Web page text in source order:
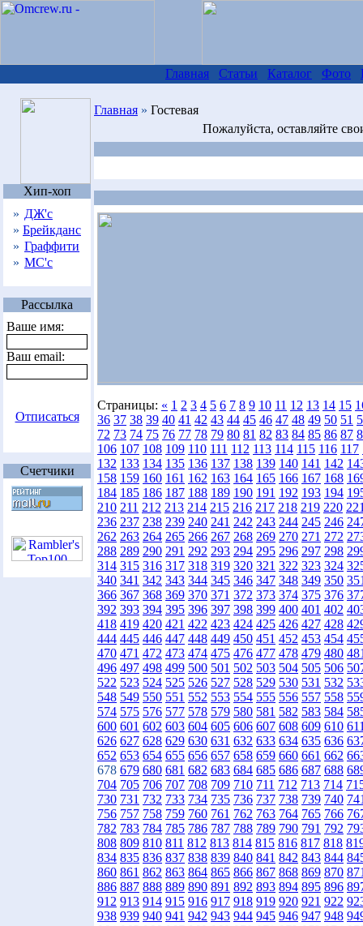
Хип-хоп
» ДЖ'с
» Брейкданс
» Граффити
» МС'с
Рассылка
Ваше имя:
Ваш email:
Отписаться
Счетчики
Главная Статьи Каталог Фото
Главная » Гостевая
Пожалуйста, оставляйте
Страницы: « 1 2 3 4 5 6 7 8 9 10 11 12 13 14 15
36 37 38 39 40 41 42 43 44 45 46 47 48 49 50 51
72 73 74 75 76 77 78 79 80 81 82 83 84 85 86 87
106 107 108 109 110 111 112 113 114 115 116 117
132 133 134 135 136 137 138 139 140 141 142
158 159 160 161 162 163 164 165 166 167 168
184 185 186 187 188 189 190 191 192 193 194
210 211 212 213 214 215 216 217 218 219 220
236 237 238 239 240 241 242 243 244 245 246
262 263 264 265 266 267 268 269 270 271 272
288 289 290 291 292 293 294 295 296 297 298
314 315 316 317 318 319 320 321 322 323 324
340 341 342 343 344 345 346 347 348 349 350
366 367 368 369 370 371 372 373 374 375 376
392 393 394 395 396 397 398 399 400 401 402
418 419 420 421 422 423 424 425 426 427 428
444 445 446 447 448 449 450 451 452 453 454
470 471 472 473 474 475 476 477 478 479 480
496 497 498 499 500 501 502 503 504 505 506
522 523 524 525 526 527 528 529 530 531 532
548 549 550 551 552 553 554 555 556 557 558
574 575 576 577 578 579 580 581 582 583 584
600 601 602 603 604 605 606 607 608 609 610
626 627 628 629 630 631 632 633 634 635 636
652 653 654 655 656 657 658 659 660 661 662
678 679 680 681 682 683 684 685 686 687 688
704 705 706 707 708 709 710 711 712 713 714
730 731 732 733 734 735 736 737 738 739 740
756 757 758 759 760 761 762 763 764 765 766
782 783 784 785 786 787 788 789 790 791 792
808 809 810 811 812 813 814 815 816 817 818
834 835 836 837 838 839 840 841 842 843 844
860 861 862 863 864 865 866 867 868 869 870
886 887 888 889 890 891 892 893 894 895 896
912 913 914 915 916 917 918 919 920 921 922
938 939 940 941 942 943 944 945 946 947 948